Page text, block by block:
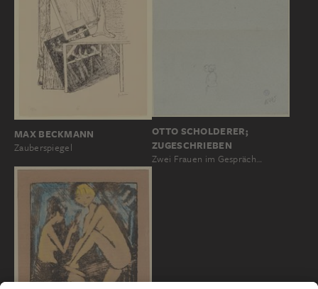
MAX BECKMANN
Zauberspiegel
OTTO SCHOLDERER;
ZUGESCHRIEBEN
Zwei Frauen im Gespräch…